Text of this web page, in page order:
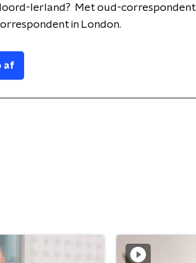
Ierland? Met oud-correspondent
in London.
af